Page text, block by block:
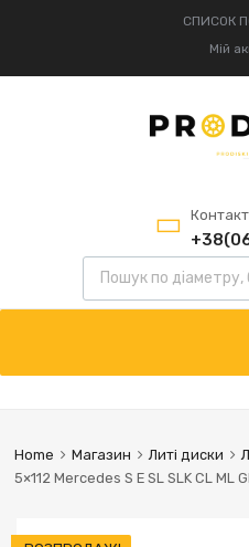
СПИСОК
Мій
Home Магазин Литі диски
5×112 Mercedes S E SL SLK CL ML